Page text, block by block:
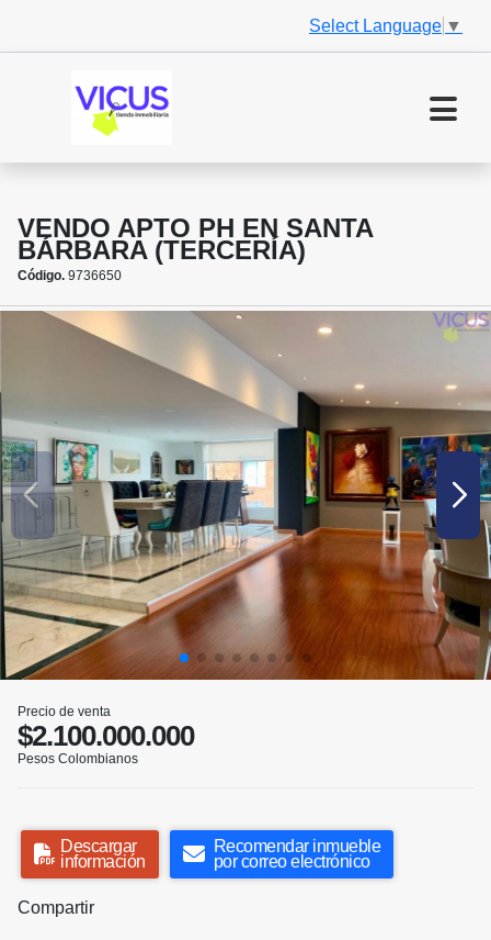
Select Language ▼
VENDO APTO PH EN SANTA
BÁRBARA (TERCERÍA)
Código. 9736650
Precio de venta
$2.100.000.000
Pesos Colombianos
Descargar
información
Recomendar inmueble
por correo electrónico
Compartir